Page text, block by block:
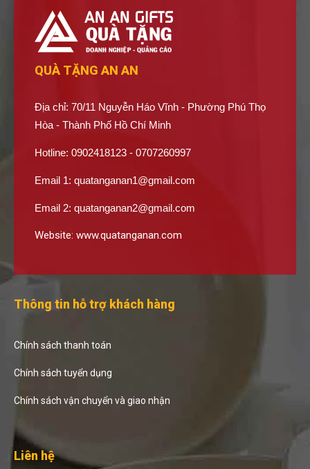
QUÀ TẶNG AN AN
Địa chỉ: 70/11 Nguyễn Háo Vĩnh - Phường Phú Thọ
Hòa - Thành Phố Hồ Chí Minh
Hotline: 0902418123 - 0707260997
Email 1: quatanganan1@gmail.com
Email 2: quatanganan2@gmail.com
Website: www.quatanganan.com
Thông tin hỗ trợ khách hàng
Chính sách thanh toán
Chính sách tuyển dụng
Chính sách vận chuyển và giao nhận
Liên hệ